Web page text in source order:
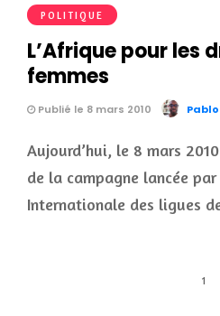
POLITIQUE
L’Afrique pour les
femmes
Publié le 8 mars 2010
Aujourd’hui, le 8 mars
de la campagne lancée
Internationale des ligues
1